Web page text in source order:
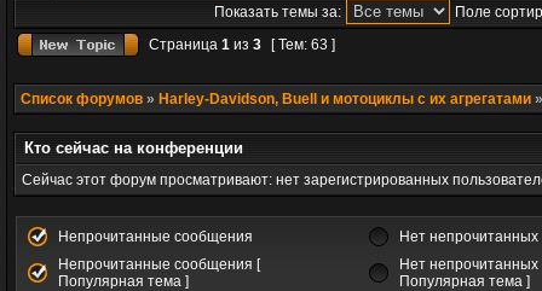
Показать темы за:
Поле
Страница 1 из 3 [ Тем: 63 ]
Список форумов » Harley-Davidson, Buell и мотоциклы с их агрегатами
Кто сейчас на конференции
Сейчас этот форум просматривают: нет зарегистрированных
Непрочитанные сообщения
Нет
Непрочитанные сообщения [
Популярная тема ]
Нет
Популярная тема ]